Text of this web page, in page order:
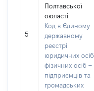
5
Полтавської
оюласті
Код в Єдиному
державному
реєстрі
юридичних осіб,
фізичних осіб –
підприємців та
громадських